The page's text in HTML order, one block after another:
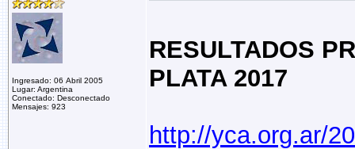
Ingresado: 06 Abril 2005
Lugar: Argentina
Conectado: Desconectado
Mensajes: 923
RESULTADOS
PLATA 2017
http://yca.org.ar/